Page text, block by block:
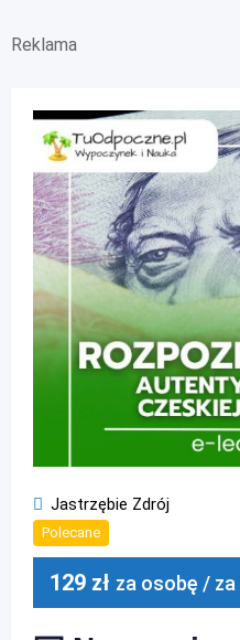
Reklama
Jastrzębie Zdrój
Polecane
129 zł za osobę / za